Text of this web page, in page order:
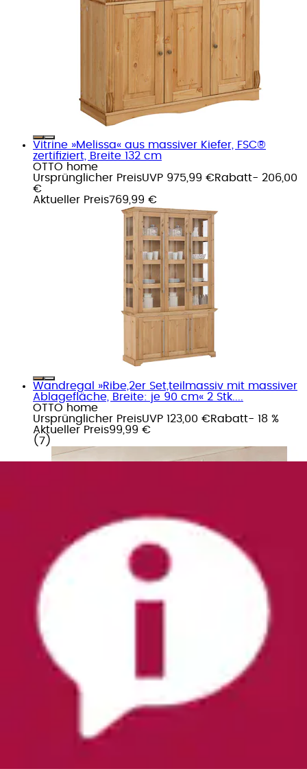
Vitrine »Melissa« aus massiver Kiefer, FSC®
zertifiziert, Breite 132 cm
OTTO home
Ursprünglicher PreisUVP 975,99 €Rabatt- 206,00
€
Aktueller Preis769,99 €
Wandregal »Ribe,2er Set,teilmassiv mit massiver
Ablagefläche, Breite: je 90 cm« 2 Stk....
OTTO home
Ursprünglicher PreisUVP 123,00 €Rabatt- 18 %
Aktueller Preis99,99 €
( 7 )
Couchtisch »BEN« mit drehbarer Platte
OTTO home
Ursprünglicher Preis
Rabatt- 94,00
Aktueller Preis